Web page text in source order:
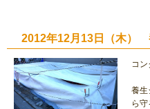
2012年12月13日（木）
コン
養生
ら守